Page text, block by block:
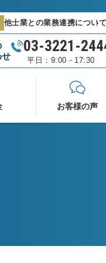
他士業との業務連携につい
03-3221-
平日：9:00－17:30
お客様の声